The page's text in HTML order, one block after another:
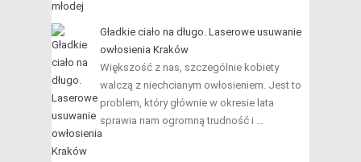
Gładkie ciało na długo. Laserowe usuwanie
owłosienia Kraków
Większość z nas, szczególnie kobiety
walczą z niechcianym owłosieniem. Jest to
problem, który głównie w okresie lata
sprawia nam ogromną trudność i …